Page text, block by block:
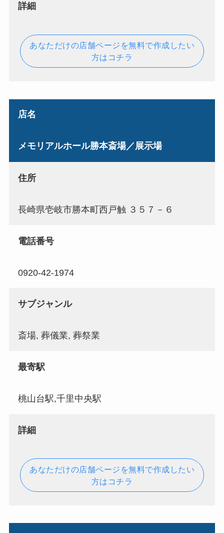
詳細
あなただけの店舗ページを無料で作成したい
方はコチラ
店名
メモリアルホール勝本斎場／展示場
住所
長崎県壱岐市勝本町西戸触 ３５７－６
電話番号
0920-42-1974
サブジャンル
斎場, 葬儀業, 葬祭業
最寄駅
桃山台駅,千里中央駅
詳細
あなただけの店舗ページを無料で作成したい
方はコチラ